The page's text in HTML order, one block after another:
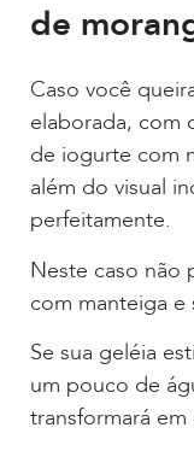
de
Caso você
elaborada, com
de iogurte com
além do visual
perfeitamente.
Neste caso não
com manteiga e
Se sua geléia
um pouco de
transformará